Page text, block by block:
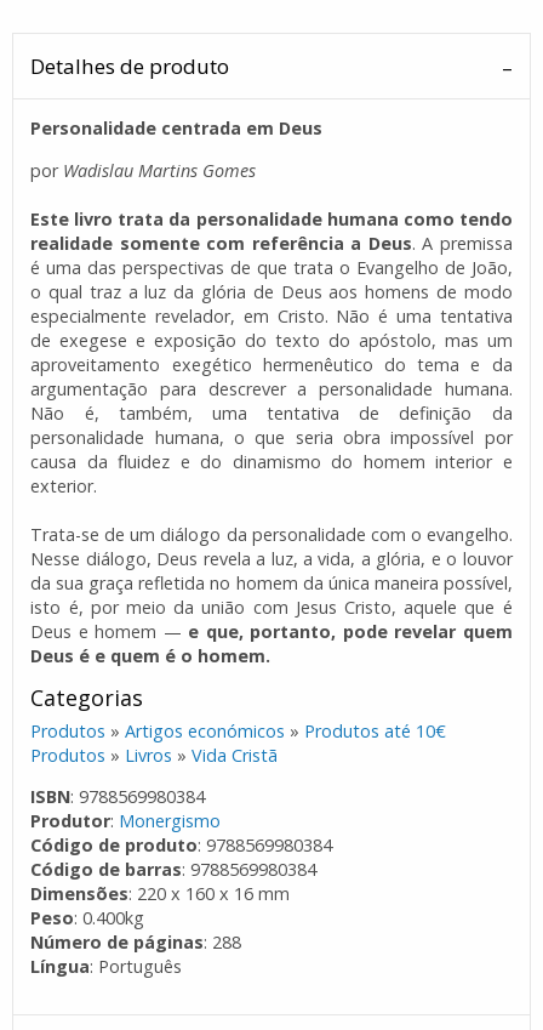
Detalhes de produto
Personalidade centrada em Deus
por Wadislau Martins Gomes
Este livro trata da personalidade humana como tendo
realidade somente com referência a Deus. A premissa
é uma das perspectivas de que trata o Evangelho de João,
o qual traz a luz da glória de Deus aos homens de modo
especialmente revelador, em Cristo. Não é uma tentativa
de exegese e exposição do texto do apóstolo, mas um
aproveitamento exegético hermenêutico do tema e da
argumentação para descrever a personalidade humana.
Não é, também, uma tentativa de definição da
personalidade humana, o que seria obra impossível por
causa da fluidez e do dinamismo do homem interior e
exterior.
Trata-se de um diálogo da personalidade com o evangelho.
Nesse diálogo, Deus revela a luz, a vida, a glória, e o louvor
da sua graça refletida no homem da única maneira possível,
isto é, por meio da união com Jesus Cristo, aquele que é
Deus e homem — e que, portanto, pode revelar quem
Deus é e quem é o homem.
Categorias
Produtos »Artigos económicos » Produtos até 10€
Produtos » Livros »Vida Cristã
ISBN: 9788569980384
Produtor: Monergismo
Código de produto: 9788569980384
Código de barras: 9788569980384
Dimensões: 220 x 160 x 16 mm
Peso: 0.400kg
Número de páginas: 288
Língua: Português